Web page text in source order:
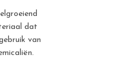
dat
van